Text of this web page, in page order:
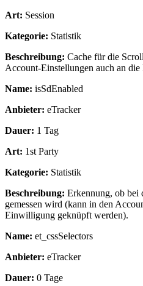
Art: Session
Kategorie: Statistik
Beschreibung: Cache für die
Account-Einstellungen auch an
Name: isSdEnabled
Anbieter: eTracker
Dauer: 1 Tag
Art: 1st Party
Kategorie: Statistik
Beschreibung: Erkennung, ob bei
gemessen wird (kann in den
Einwilligung geknüpft werden).
Name: et_cssSelectors
Anbieter: eTracker
Dauer: 0 Tage